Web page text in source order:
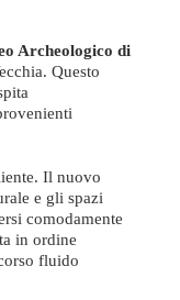
Archeologico di
Questo
Il nuovo
e gli spazi
comodamente
in ordine
fluido